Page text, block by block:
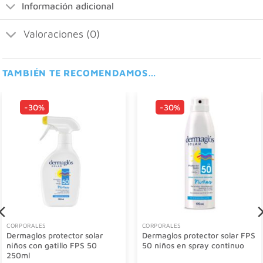
Información adicional
Valoraciones (0)
TAMBIÉN TE RECOMENDAMOS…
-30%
CORPORALES
Dermaglos protector solar
niños con gatillo FPS 50
250ml
-30%
CORPORALES
Dermaglos protector solar FPS
50 niños en spray continuo